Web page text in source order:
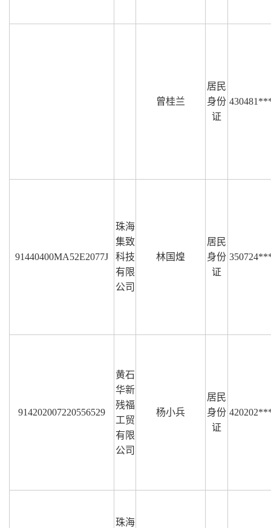
曾桂兰
居民
身份
证
91440400MA52E2077J
珠海
集致
科技
有限
公司
林国煌
居民
身份
证
914202007220556529
黄石
华新
残福
工贸
有限
公司
杨小兵
居民
身份
证
珠海